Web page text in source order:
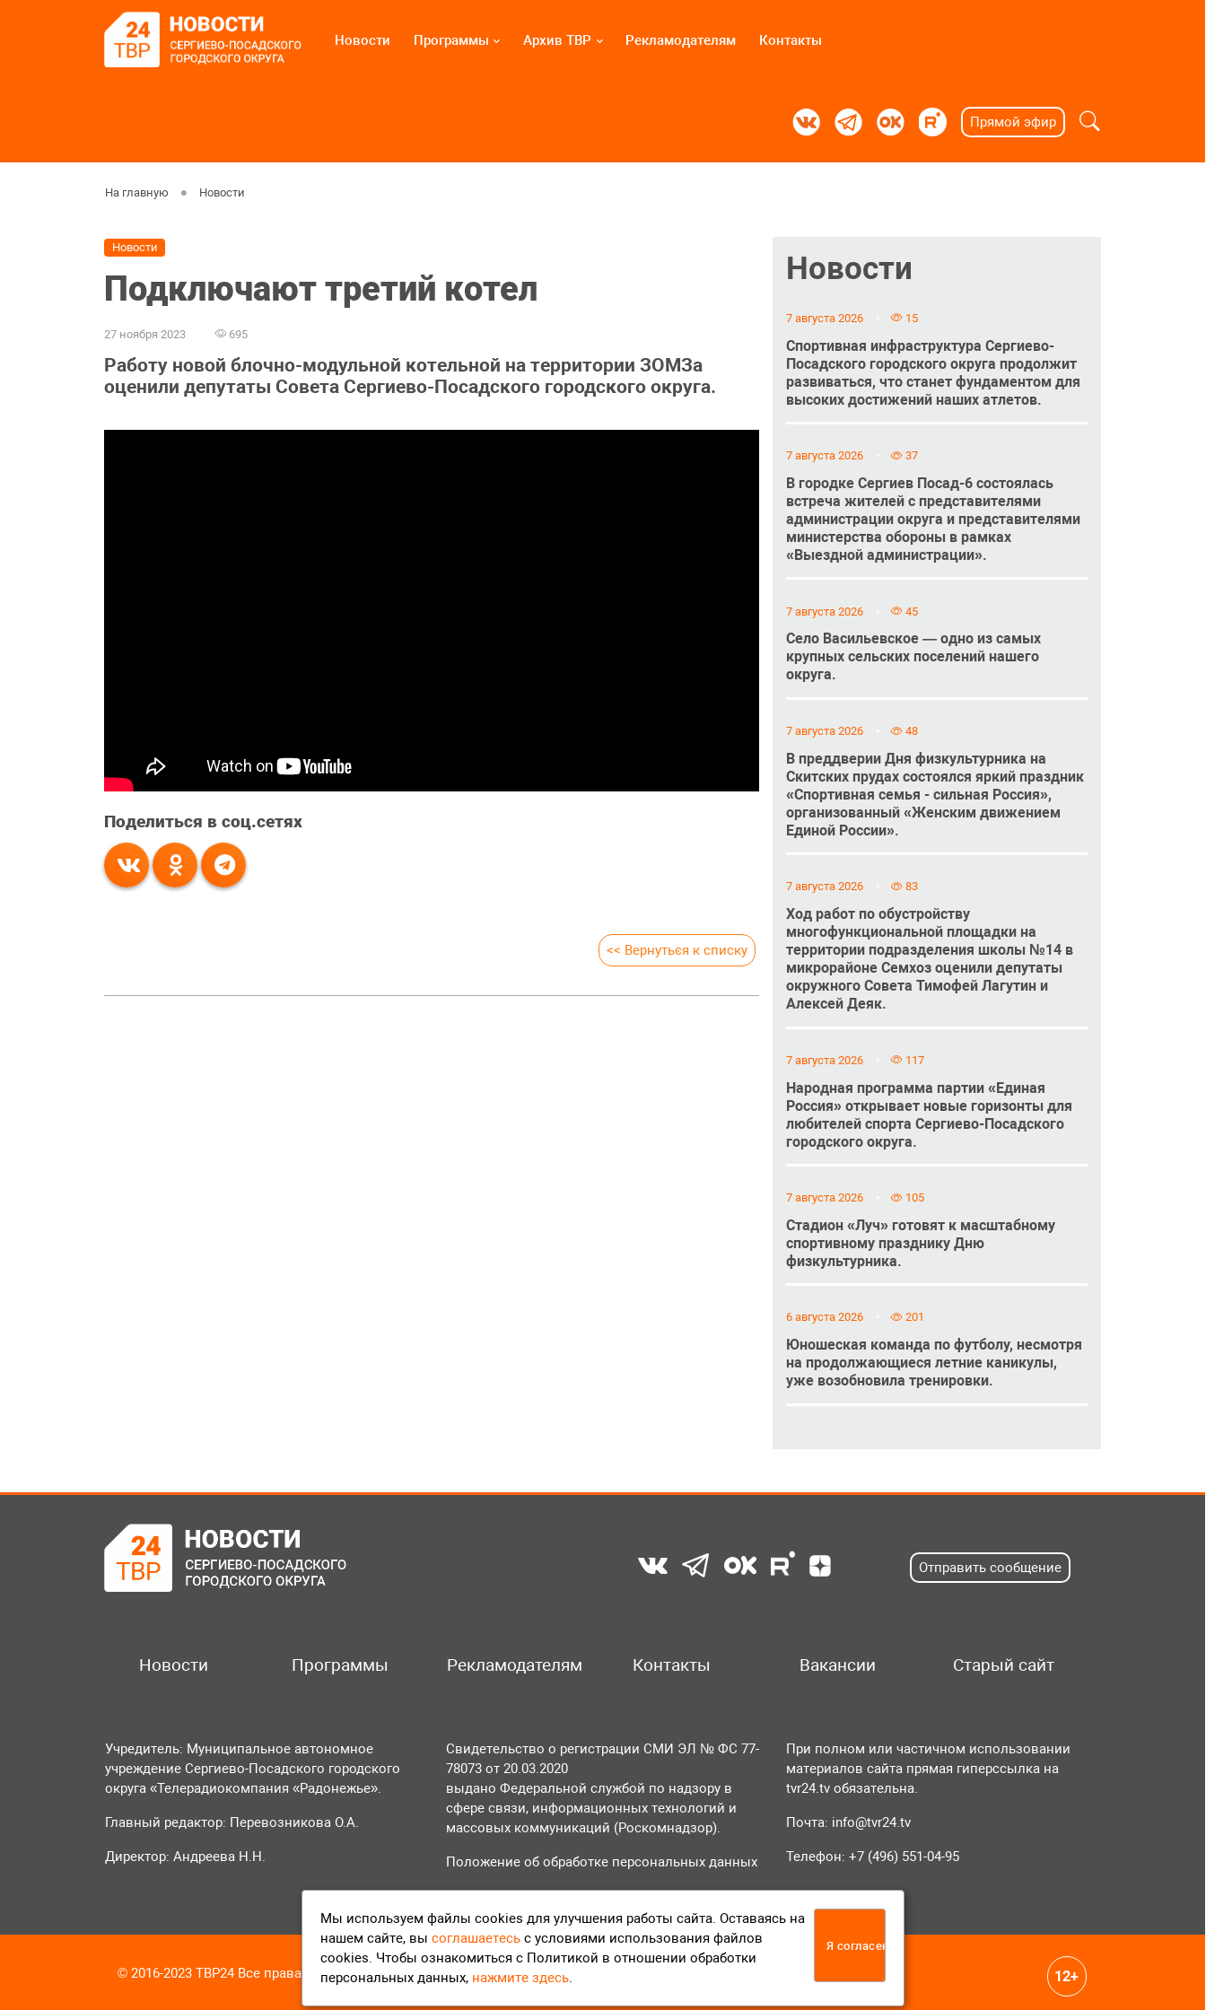
Новости Программы Архив ТВР Рекламодателям Контакты
Прямой эфир
На главную Новости
Новости
Подключают третий котел
27 ноября 2023 695
Работу новой блочно-модульной котельной на территории ЗОМЗа
оценили депутаты Совета Сергиево-Посадского городского округа.
Поделиться в соц.сетях
<< Вернуться к списку
Новости
7 августа 2026 15
Спортивная инфраструктура Сергиево-
Посадского городского округа продолжит
развиваться, что станет фундаментом для
высоких достижений наших атлетов.
7 августа 2026 37
В городке Сергиев Посад-6 состоялась
встреча жителей с представителями
администрации округа и представителями
министерства обороны в рамках
«Выездной администрации».
7 августа 2026 45
Село Васильевское — одно из самых
крупных сельских поселений нашего
округа.
7 августа 2026 48
В преддверии Дня физкультурника на
Скитских прудах состоялся яркий праздник
«Спортивная семья - сильная Россия»,
организованный «Женским движением
Единой России».
7 августа 2026 83
Ход работ по обустройству
многофункциональной площадки на
территории подразделения школы №14 в
микрорайоне Семхоз оценили депутаты
окружного Совета Тимофей Лагутин и
Алексей Деяк.
7 августа 2026 117
Народная программа партии «Единая
Россия» открывает новые горизонты для
любителей спорта Сергиево-Посадского
городского округа.
7 августа 2026 105
Стадион «Луч» готовят к масштабному
спортивному празднику Дню
физкультурника.
6 августа 2026 201
Юношеская команда по футболу, несмотря
на продолжающиеся летние каникулы,
уже возобновила тренировки.
Отправить сообщение
Новости Программы Рекламодателям Контакты Вакансии Старый сайт
Учредитель: Муниципальное автономное
учреждение Сергиево-Посадского городского
округа «Телерадиокомпания «Радонежье».
Главный редактор: Перевозникова О.А.
Директор: Андреева Н.Н.
Свидетельство о регистрации СМИ ЭЛ № ФС 77-
78073 от 20.03.2020
выдано Федеральной службой по надзору в
сфере связи, информационных технологий и
массовых коммуникаций (Роскомнадзор).
Положение об обработке персональных данных
Согласие на обработку персональных данных
При полном или частичном использовании
материалов сайта прямая гиперссылка на
tvr24.tv обязательна.
Почта: info@tvr24.tv
Телефон: +7 (496) 551-04-95
© 2016-2023 ТВР24 Все права защищены 12+
Мы используем файлы cookies для улучшения работы сайта. Оставаясь на
нашем сайте, вы соглашаетесь с условиями использования файлов
cookies. Чтобы ознакомиться с Политикой в отношении обработки
персональных данных, нажмите здесь.
Я согласен